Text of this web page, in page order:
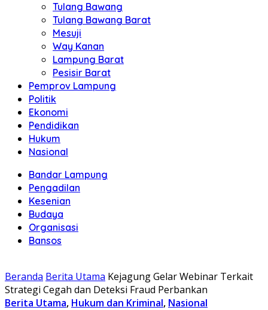
Tulang Bawang
Tulang Bawang Barat
Mesuji
Way Kanan
Lampung Barat
Pesisir Barat
Pemprov Lampung
Politik
Ekonomi
Pendidikan
Hukum
Nasional
Bandar Lampung
Pengadilan
Kesenian
Budaya
Organisasi
Bansos
Beranda Berita Utama Kejagung Gelar Webinar Terkait
Strategi Cegah dan Deteksi Fraud Perbankan
Berita Utama, Hukum dan Kriminal, Nasional